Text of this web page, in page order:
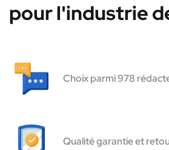
pour l'industrie
Choix parmi 978
Qualité garantie et